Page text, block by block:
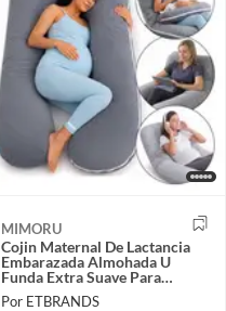
MIMORU
Cojin Maternal De Lactancia
Embarazada Almohada U
Funda Extra Suave Para
Dormir Antimolestia Gris
Por ETBRANDS